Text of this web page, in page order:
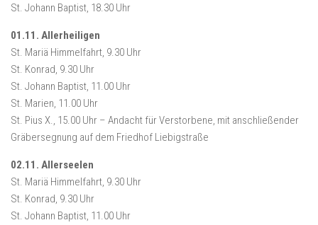
St. Johann Baptist, 18.30 Uhr
01.11. Allerheiligen
St. Mariä Himmelfahrt, 9.30 Uhr
St. Konrad, 9.30 Uhr
St. Johann Baptist, 11.00 Uhr
St. Marien, 11.00 Uhr
St. Pius X., 15.00 Uhr – Andacht für Verstorbene, mit anschließender
Gräbersegnung auf dem Friedhof Liebigstraße
02.11. Allerseelen
St. Mariä Himmelfahrt, 9.30 Uhr
St. Konrad, 9.30 Uhr
St. Johann Baptist, 11.00 Uhr